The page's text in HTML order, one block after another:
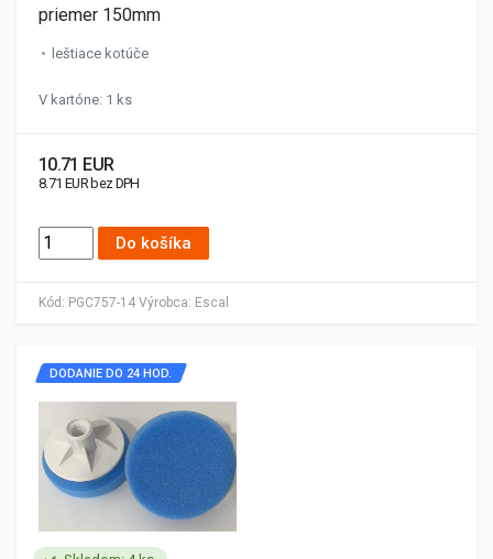
Kód: PGC757-14 Výrobca: Escal
priemer 150mm
leštiace kotúče
V kartóne: 1 ks
10.71 EUR
8.71 EUR bez DPH
Do košíka
DODANIE DO 24 HOD.